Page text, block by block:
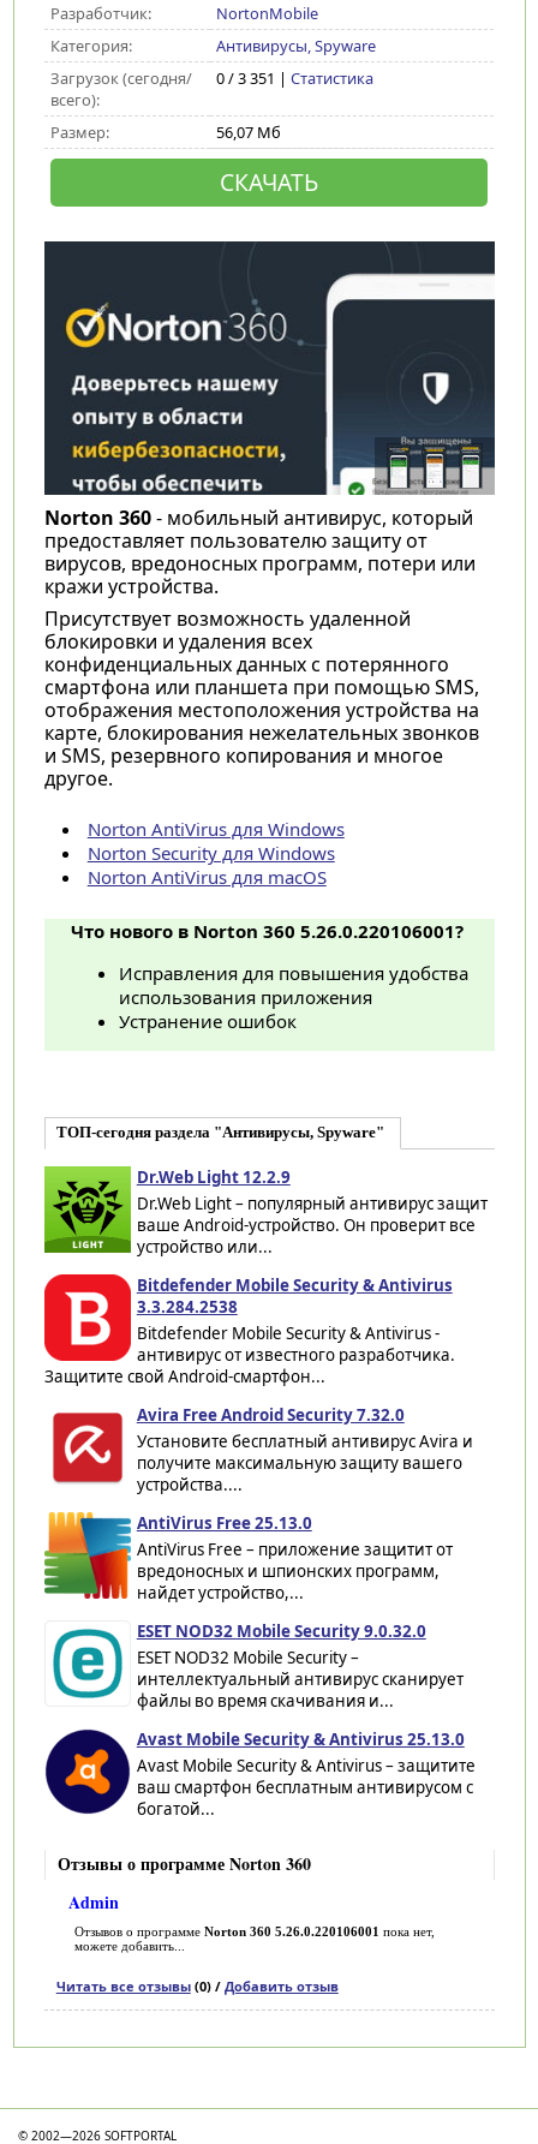
Разработчик:
NortonMobile
Категория:
Антивирусы, Spyware
Загрузок (сегодня/
всего):
0 / 3 351 | Статистика
Размер: 56,07 Мб
СКАЧАТЬ
Norton 360- мобильный антивирус, который
предоставляет пользователю защиту от
вирусов, вредоносных программ, потери или
кражи устройства.
Присутствует возможность удаленной
блокировки и удаления всех
конфиденциальных данных с потерянного
смартфона или планшета при помощью SMS,
отображения местоположения устройства на
карте, блокирования нежелательных звонков
и SMS, резервного копирования и многое
другое.
Norton AntiVirus для Windows
Norton Security для Windows
Norton AntiVirus для macOS
Что нового в Norton 360 5.26.0.220106001?
Исправления для повышения удобства
использования приложения
Устранение ошибок
ТОП-сегодня раздела "Антивирусы, Spyware"
Dr.Web Light 12.2.9
Dr.Web Light – популярный антивирус защит
ваше Android-устройство. Он проверит все
устройство или...
Bitdefender Mobile Security & Antivirus
3.3.284.2538
Bitdefender Mobile Security & Antivirus -
антивирус от известного разработчика.
Защитите свой Android-смартфон...
Avira Free Android Security 7.32.0
Установите бесплатный антивирус Avira и
получите максимальную защиту вашего
устройства....
AntiVirus Free 25.13.0
AntiVirus Free – приложение защитит от
вредоносных и шпионских программ,
найдет устройство,...
ESET NOD32 Mobile Security 9.0.32.0
ESET NOD32 Mobile Security –
интеллектуальный антивирус сканирует
файлы во время скачивания и...
Avast Mobile Security & Antivirus 25.13.0
Avast Mobile Security & Antivirus – защитите
ваш смартфон бесплатным антивирусом с
богатой...
Отзывы о программе Norton 360
Admin
Отзывов о программе Norton 360 5.26.0.220106001 пока нет,
можете добавить...
Читать все отзывы(0) / Добавить отзыв
© 2002—2026 SOFTPORTAL